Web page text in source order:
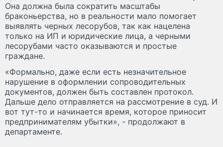
Она должна была сократить масштабы
браконьерства, но в реальности мало помогает
выявлять черных лесорубов, так как нацелена
только на ИП и юридические лица, а черными
лесорубами часто оказываются и простые
граждане.
«Формально, даже если есть незначительное
нарушение в оформлении сопроводительных
документов, должен быть составлен протокол.
Дальше дело отправляется на рассмотрение в суд. И
вот тут-то и начинается время, которое приносит
предпринимателям убытки», - продолжают в
департаменте.